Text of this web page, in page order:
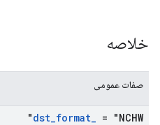
خلاصه
صفات عمومی
dst_format_ = "NCHW"